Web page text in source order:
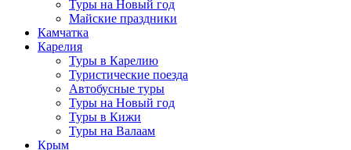
Туры на Новый год
Майские праздники
Камчатка
Карелия
Туры в Карелию
Туристические поезда
Автобусные туры
Туры на Новый год
Туры в Кижи
Туры на Валаам
Крым